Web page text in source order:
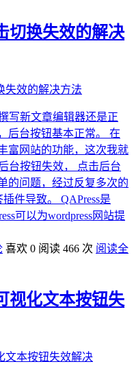
切换失效的解决
写新文章编辑器还是正
后台按钮基本正常。 在
富网站的功能，这次我就
台按钮失效， 点击后台
的问题，经过反复多次的
件导致。 QAPress是
可以为wordpress网站提
喜欢 0 阅读 466 次 阅读全
视化文本按钮失